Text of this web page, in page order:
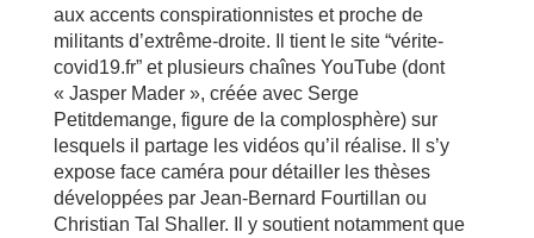
aux accents conspirationnistes et proche de
militants d’extrême-droite. Il tient le site “vérite-
covid19.fr” et plusieurs chaînes YouTube (dont
« Jasper Mader », créée avec Serge
Petitdemange, figure de la complosphère) sur
lesquels il partage les vidéos qu’il réalise. Il s’y
expose face caméra pour détailler les thèses
développées par Jean-Bernard Fourtillan ou
Christian Tal Shaller. Il y soutient notamment que